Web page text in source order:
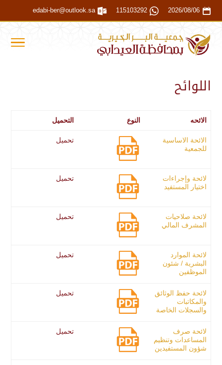
2026/08/06
115103292
edabi-ber@outlook.sa
اللوائح
الائحه النوع التحميل
الائحة الاساسية
للجمعية
تحميل
لائحة وإجراءات
اختيار المستفيد
تحميل
لائحة صلاحيات
المشرف المالي
تحميل
لائحة الموارد
البشرية / شئون
الموظفين
تحميل
لائحة حفظ الوثائق
والمكاتبات
والسجلات الخاصة
تحميل
لائحة صرف
المساعدات وتنظيم
شؤون المستفيدين
تحميل